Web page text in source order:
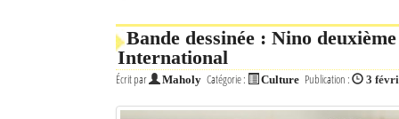
Bande dessinée : Nino
International
Écrit par Maholy Catégorie : Culture Publication : 3